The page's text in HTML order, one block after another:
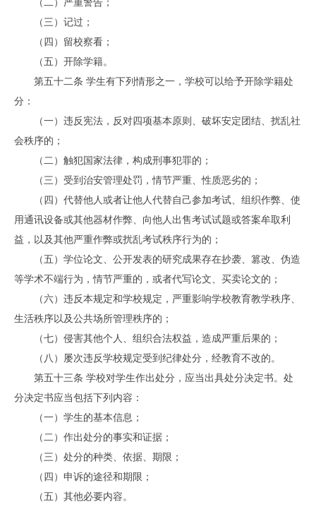
（三）记过；
（四）留校察看；
（五）开除学籍。
第五十二条 学生有下列情形之一，学校可以给予开除学籍处
分：
（一）违反宪法，反对四项基本原则、破坏安定团结、扰乱社
会秩序的；
（二）触犯国家法律，构成刑事犯罪的；
（三）受到治安管理处罚，情节严重、性质恶劣的；
（四）代替他人或者让他人代替自己参加考试、组织作弊、使
用通讯设备或其他器材作弊、向他人出售考试试题或答案牟取利
益，以及其他严重作弊或扰乱考试秩序行为的；
（五）学位论文、公开发表的研究成果存在抄袭、篡改、伪造
等学术不端行为，情节严重的，或者代写论文、买卖论文的；
（六）违反本规定和学校规定，严重影响学校教育教学秩序、
生活秩序以及公共场所管理秩序的；
（七）侵害其他个人、组织合法权益，造成严重后果的；
（八）屡次违反学校规定受到纪律处分，经教育不改的。
第五十三条 学校对学生作出处分，应当出具处分决定书。处
分决定书应当包括下列内容：
（一）学生的基本信息；
（二）作出处分的事实和证据；
（三）处分的种类、依据、期限；
（四）申诉的途径和期限；
（五）其他必要内容。